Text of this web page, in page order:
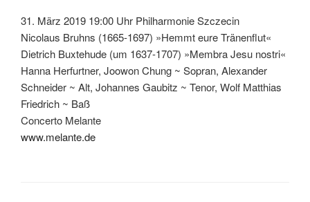
31. März 2019 19:00 Uhr Philharmonie Szczecin
Nicolaus Bruhns (1665-1697) »Hemmt eure Tränenflut«
Dietrich Buxtehude (um 1637-1707) »Membra Jesu nostri«
Hanna Herfurtner, Joowon Chung ~ Sopran, Alexander
Schneider ~ Alt, Johannes Gaubitz ~ Tenor, Wolf Matthias
Friedrich ~ Baß
Concerto Melante
www.melante.de